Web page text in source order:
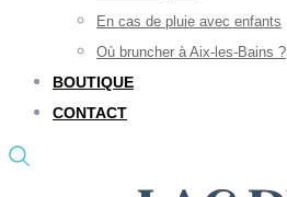
En cas de pluie avec enfants
Où bruncher à Aix-les-Bains ?
BOUTIQUE
CONTACT